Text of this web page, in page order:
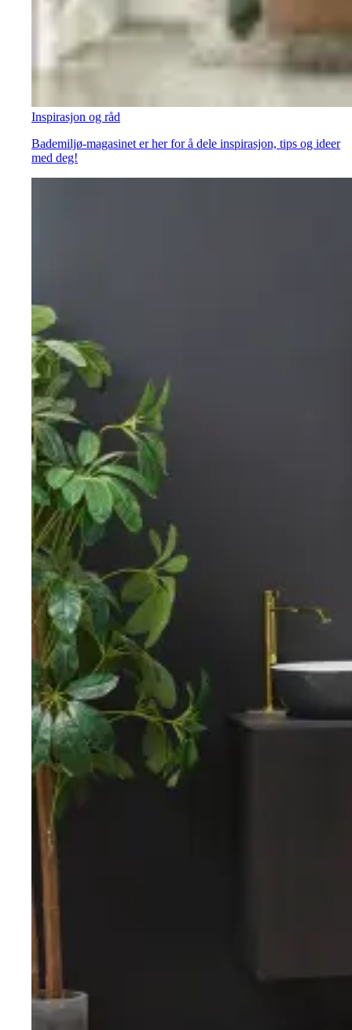
Inspirasjon og råd
Bademiljø-magasinet er her for å dele inspirasjon, tips og ideer
med deg!